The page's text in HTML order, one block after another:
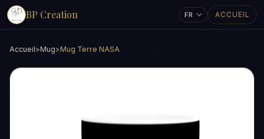
BP Creation ACCUEIL
Accueil>Mug>Mug Terre NASA